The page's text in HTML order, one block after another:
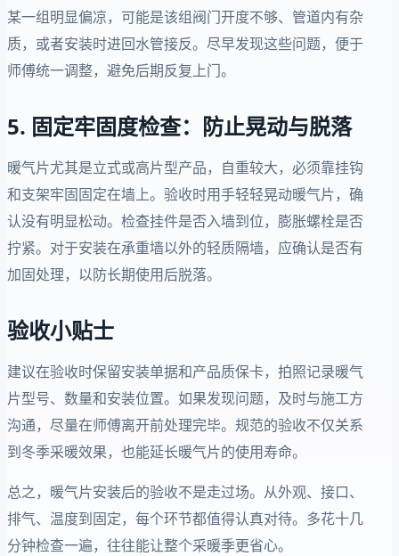
某一组明显偏凉，可能是该组阀门开度不够、管道内有杂
质，或者安装时进回水管接反。尽早发现这些问题，便于
师傅统一调整，避免后期反复上门。
5. 固定牢固度检查：防止晃动与脱落
暖气片尤其是立式或高片型产品，自重较大，必须靠挂钩
和支架牢固固定在墙上。验收时用手轻轻晃动暖气片，确
认没有明显松动。检查挂件是否入墙到位，膨胀螺栓是否
拧紧。对于安装在承重墙以外的轻质隔墙，应确认是否有
加固处理，以防长期使用后脱落。
验收小贴士
建议在验收时保留安装单据和产品质保卡，拍照记录暖气
片型号、数量和安装位置。如果发现问题，及时与施工方
沟通，尽量在师傅离开前处理完毕。规范的验收不仅关系
到冬季采暖效果，也能延长暖气片的使用寿命。
总之，暖气片安装后的验收不是走过场。从外观、接口、
排气、温度到固定，每个环节都值得认真对待。多花十几
分钟检查一遍，往往能让整个采暖季更省心。